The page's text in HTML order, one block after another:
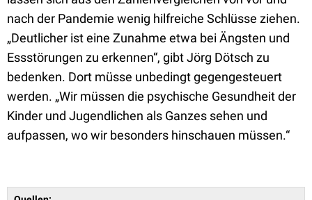
nach der Pandemie wenig hilfreiche Schlüsse ziehen.
„Deutlicher ist eine Zunahme etwa bei Ängsten und
Essstörungen zu erkennen“, gibt Jörg Dötsch zu
bedenken. Dort müsse unbedingt gegengesteuert
werden. „Wir müssen die psychische Gesundheit der
Kinder und Jugendlichen als Ganzes sehen und
aufpassen, wo wir besonders hinschauen müssen.“